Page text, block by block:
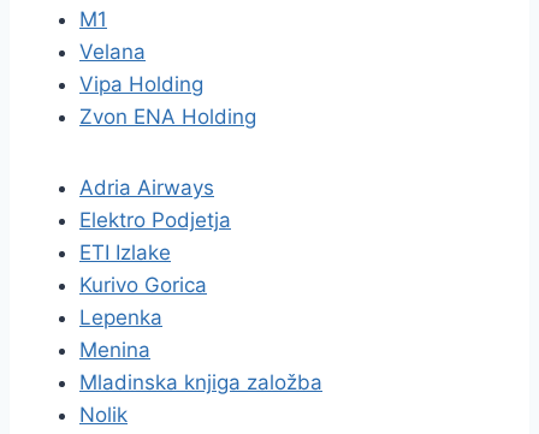
M1
Velana
Vipa Holding
Zvon ENA Holding
Adria Airways
Elektro Podjetja
ETI Izlake
Kurivo Gorica
Lepenka
Menina
Mladinska knjiga založba
Nolik